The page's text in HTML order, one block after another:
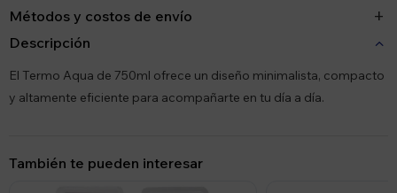
Métodos y costos de envío
Descripción
El Termo Aqua de 750ml ofrece un diseño minimalista, compacto
y altamente eficiente para acompañarte en tu día a día.
También te pueden interesar